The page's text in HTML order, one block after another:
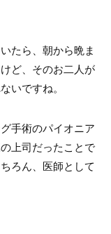
たら、朝から晩ま
ど、そのお二人が
いですね。
手術のパイオニア
上司だったことで
ろん、医師として